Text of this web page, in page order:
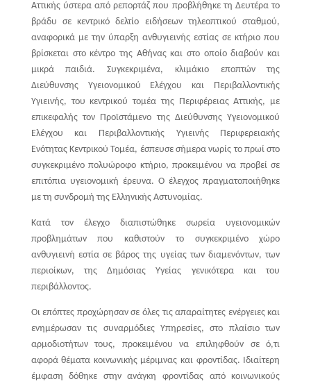
Αττικής ύστερα από ρεπορτάζ που προβλήθηκε τη Δευτέρα το
βράδυ σε κεντρικό δελτίο ειδήσεων τηλεοπτικού σταθμού,
αναφορικά με την ύπαρξη ανθυγιεινής εστίας σε κτήριο που
βρίσκεται στο κέντρο της Αθήνας και στο οποίο διαβούν και
μικρά παιδιά.Συγκεκριμένα, κλιμάκιο εποπτών της
Διεύθυνσης Υγειονομικού Ελέγχου και Περιβαλλοντικής
Υγιεινής, του κεντρικού τομέα της Περιφέρειας Αττικής, με
επικεφαλής τον Προϊστάμενο της Διεύθυνσης Υγειονομικού
Ελέγχου και Περιβαλλοντικής Υγιεινής Περιφερειακής
Ενότητας Κεντρικού Τομέα, έσπευσε σήμερα νωρίς το πρωί στο
συγκεκριμένο πολυώροφο κτήριο, προκειμένου να προβεί σε
επιτόπια υγειονομική έρευνα. Ο έλεγχος πραγματοποιήθηκε
με τη συνδρομή της Ελληνικής Αστυνομίας.
Κατά τον έλεγχο διαπιστώθηκε σωρεία υγειονομικών
προβλημάτων που καθιστούν το συγκεκριμένο χώρο
ανθυγιεινή εστία σε βάρος της υγείας των διαμενόντων, των
περιοίκων, της Δημόσιας Υγείας γενικότερα και του
περιβάλλοντος.
Οι επόπτες προχώρησαν σε όλες τις απαραίτητες ενέργειες και
ενημέρωσαν τις συναρμόδιες Υπηρεσίες, στο πλαίσιο των
αρμοδιοτήτων τους, προκειμένου να επιληφθούν σε ό,τι
αφορά θέματα κοινωνικής μέριμνας και φροντίδας. Ιδιαίτερη
έμφαση δόθηκε στην ανάγκη φροντίδας από κοινωνικούς